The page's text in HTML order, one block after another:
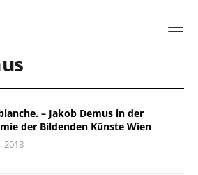
– Jakob Demus in der
der Bildenden Künste Wien
2018